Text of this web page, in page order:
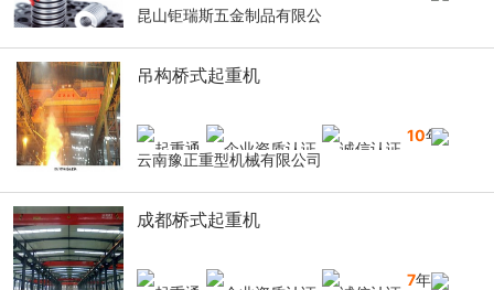
昆山钜瑞斯五金制品有限公
吊构桥式起重机
10年
云南豫正重型机械有限公司
成都桥式起重机
7年